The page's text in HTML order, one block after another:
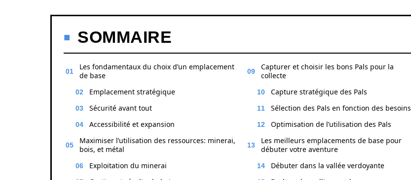
SOMMAIRE
Les fondamentaux du choix d’un emplacement
de base
Emplacement stratégique
Sécurité avant tout
Accessibilité et expansion
Maximiser l’utilisation des ressources: minerai,
bois, et métal
Exploitation du minerai
Capturer et choisir les bons Pals pour la
collecte
Capture stratégique des Pals
Sélection des Pals en fonction des besoins
Optimisation de l’utilisation des Pals
Les meilleurs emplacements de base pour
débuter votre aventure
Débuter dans la vallée verdoyante